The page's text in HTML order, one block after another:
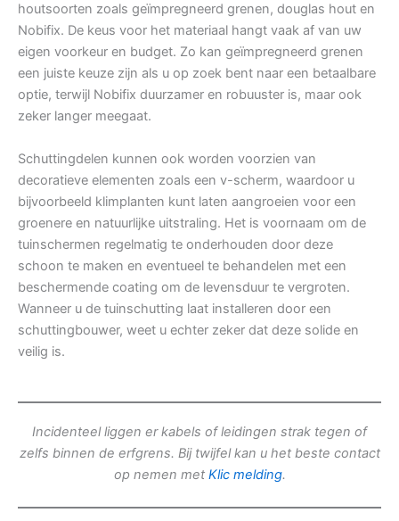
houtsoorten zoals geïmpregneerd grenen, douglas hout en
Nobifix. De keus voor het materiaal hangt vaak af van uw
eigen voorkeur en budget. Zo kan geïmpregneerd grenen
een juiste keuze zijn als u op zoek bent naar een betaalbare
optie, terwijl Nobifix duurzamer en robuuster is, maar ook
zeker langer meegaat.
Schuttingdelen kunnen ook worden voorzien van
decoratieve elementen zoals een v-scherm, waardoor u
bijvoorbeeld klimplanten kunt laten aangroeien voor een
groenere en natuurlijke uitstraling. Het is voornaam om de
tuinschermen regelmatig te onderhouden door deze
schoon te maken en eventueel te behandelen met een
beschermende coating om de levensduur te vergroten.
Wanneer u de tuinschutting laat installeren door een
schuttingbouwer, weet u echter zeker dat deze solide en
veilig is.
Incidenteel liggen er kabels of leidingen strak tegen of
zelfs binnen de erfgrens. Bij twijfel kan u het beste contact
op nemen met Klic melding.